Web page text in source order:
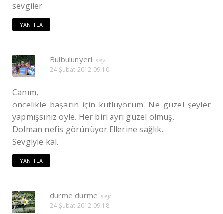
sevgiler
YANITLA
Bulbulunyeri
24 Şubat 2012 09:10
Canım,
öncelikle başarın için kutluyorum. Ne güzel şeyler
yapmışsınız öyle. Her biri ayrı güzel olmuş.
Dolman nefis görünüyor.Ellerine sağlık.
Sevgiyle kal.
YANITLA
durme durme
24 Şubat 2012 09:18